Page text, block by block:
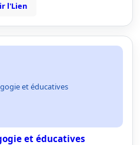
l'Lien
et éducatives
et éducatives